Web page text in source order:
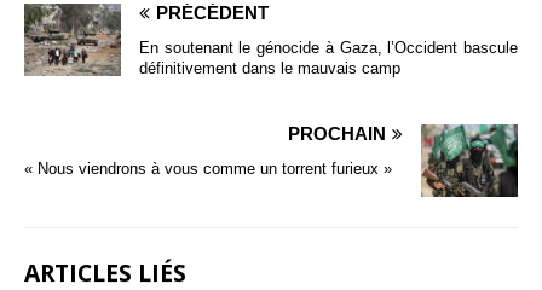
PRÉCÉDENT
En soutenant le génocide à Gaza, l’Occident bascule
définitivement dans le mauvais camp
PROCHAIN
« Nous viendrons à vous comme un torrent furieux »
ARTICLES LIÉS